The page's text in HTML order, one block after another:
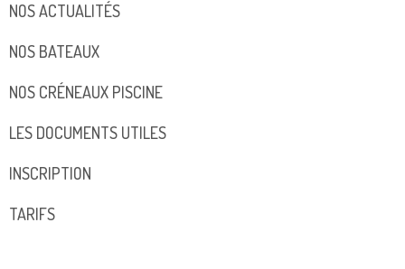
NOS ACTUALITÉS
NOS BATEAUX
NOS CRÉNEAUX PISCINE
LES DOCUMENTS UTILES
INSCRIPTION
TARIFS